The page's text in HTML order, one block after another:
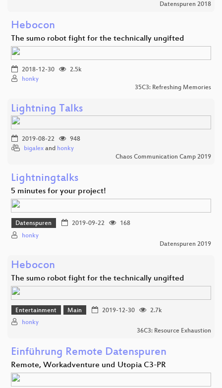
Datenspuren 2018
Hebocon
The sumo robot fight for the technically ungifted
2018-12-30
2.5k
honky
35C3: Refreshing Memories
Lightning Talks
2019-08-22
948
bigalex and honky
Chaos Communication Camp 2019
Lightningtalks
5 minutes for your project!
Datenspuren 2019-09-22
168
honky
Datenspuren 2019
Hebocon
The sumo robot fight for the technically ungifted
Entertainment Main 2019-12-30
2.7k
honky
36C3: Resource Exhaustion
Einführung Remote Datenspuren
Remote, Workadventure und Utopia C3-PR